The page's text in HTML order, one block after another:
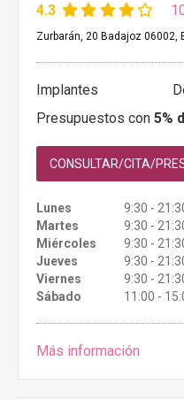
4.3
Zurbarán, 20 Badajoz 06002,
Implantes
Presupuestos con 5%
CONSULTAR/CITA/
Lunes
9:30 -
Martes
9:30 -
Miércoles
9:30 -
Jueves
9:30 -
Viernes
9:30 -
Sábado
11:00 -
Más información